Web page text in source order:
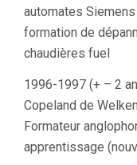
automates
formation de
chaudières fuel
1996-1997 (+ – 2
Copeland de
Formateur
apprentissage